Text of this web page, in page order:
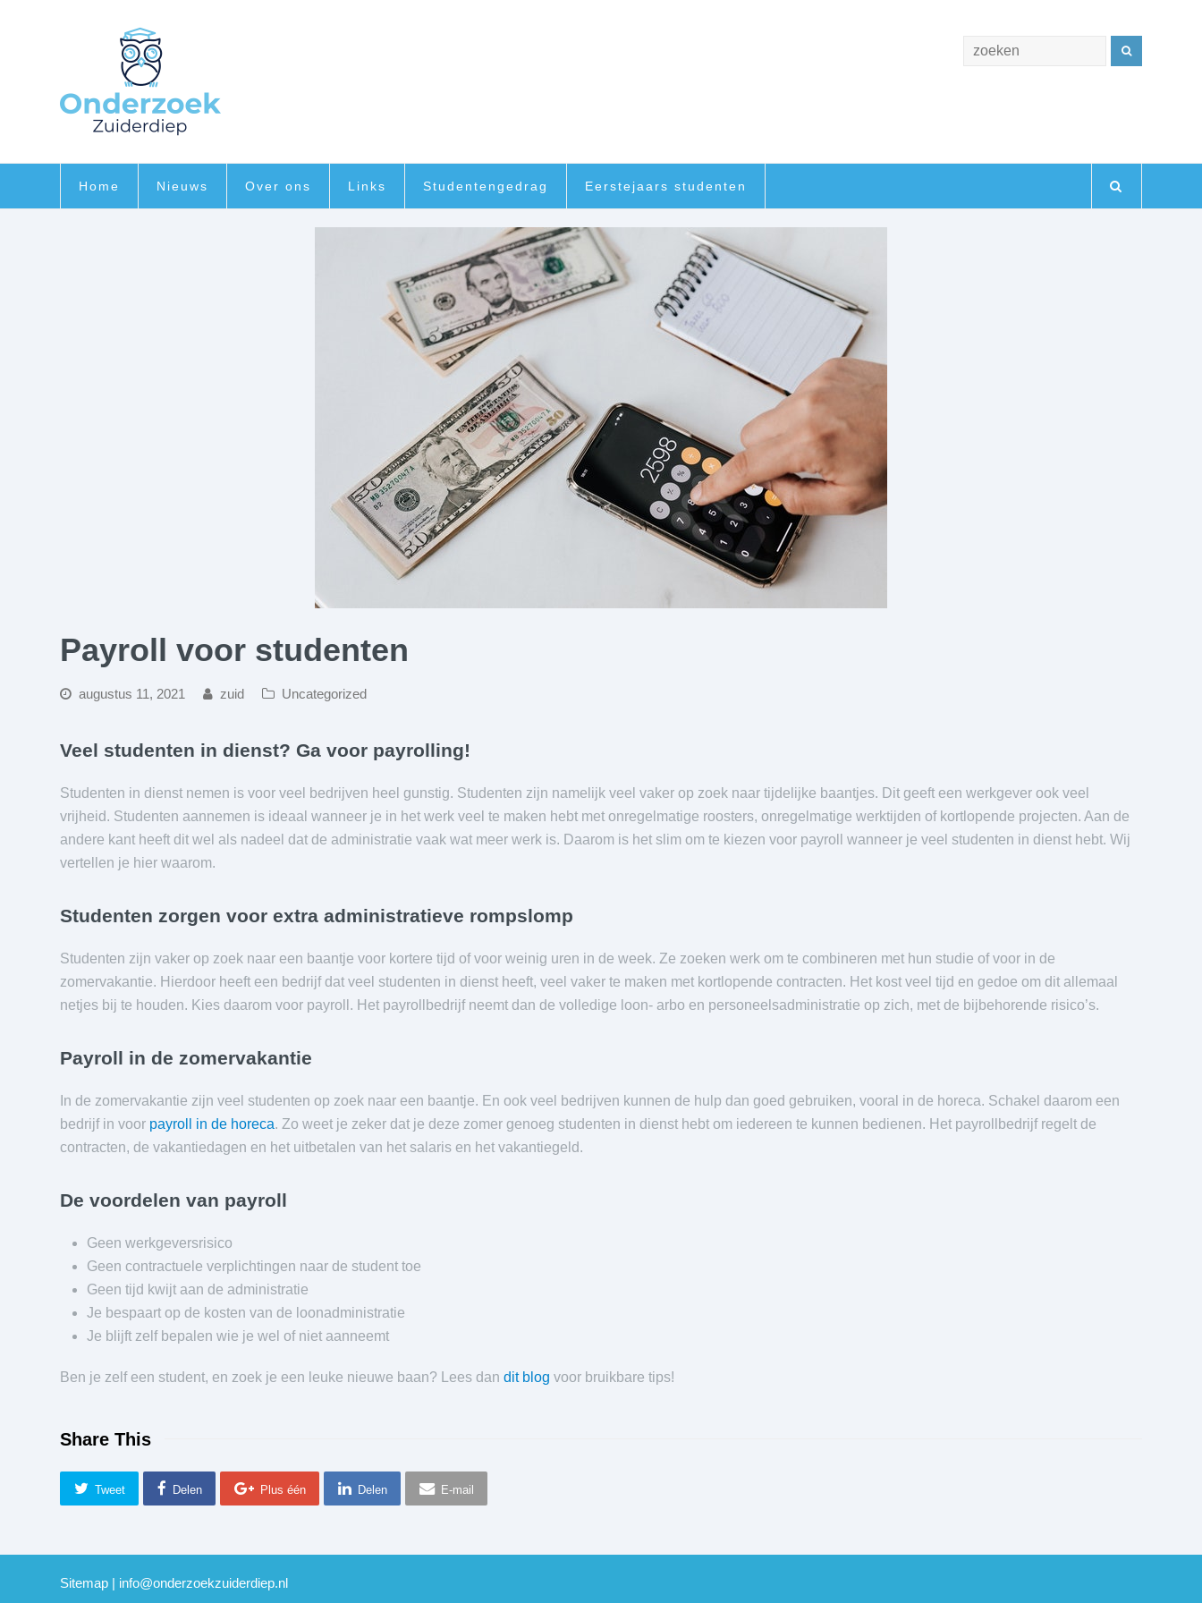
Zoeken
Home Nieuws Over ons Links Studentengedrag Eerstejaars studenten
Payroll voor studenten
augustus 11, 2021 zuid Uncategorized
Veel studenten in dienst? Ga voor payrolling!
Studenten in dienst nemen is voor veel bedrijven heel gunstig. Studenten zijn namelijk veel vaker op zoek naar tijdelijke baantjes. Dit geeft een werkgever ook veel
vrijheid. Studenten aannemen is ideaal wanneer je in het werk veel te maken hebt met onregelmatige roosters, onregelmatige werktijden of kortlopende projecten. Aan de
andere kant heeft dit wel als nadeel dat de administratie vaak wat meer werk is. Daarom is het slim om te kiezen voor payroll wanneer je veel studenten in dienst hebt. Wij
vertellen je hier waarom.
Studenten zorgen voor extra administratieve rompslomp
Studenten zijn vaker op zoek naar een baantje voor kortere tijd of voor weinig uren in de week. Ze zoeken werk om te combineren met hun studie of voor in de
zomervakantie. Hierdoor heeft een bedrijf dat veel studenten in dienst heeft, veel vaker te maken met kortlopende contracten. Het kost veel tijd en gedoe om dit allemaal
netjes bij te houden. Kies daarom voor payroll. Het payrollbedrijf neemt dan de volledige loon- arbo en personeelsadministratie op zich, met de bijbehorende risico’s.
Payroll in de zomervakantie
In de zomervakantie zijn veel studenten op zoek naar een baantje. En ook veel bedrijven kunnen de hulp dan goed gebruiken, vooral in de horeca. Schakel daarom een
bedrijf in voor payroll in de horeca. Zo weet je zeker dat je deze zomer genoeg studenten in dienst hebt om iedereen te kunnen bedienen. Het payrollbedrijf regelt de
contracten, de vakantiedagen en het uitbetalen van het salaris en het vakantiegeld.
De voordelen van payroll
Geen werkgeversrisico
Geen contractuele verplichtingen naar de student toe
Geen tijd kwijt aan de administratie
Je bespaart op de kosten van de loonadministratie
Je blijft zelf bepalen wie je wel of niet aanneemt
Ben je zelf een student, en zoek je een leuke nieuwe baan? Lees dandit blog voor bruikbare tips!
Share This
Tweet Delen Plus één Delen E-mail
Sitemap info@onderzoekzuiderdiep.nl